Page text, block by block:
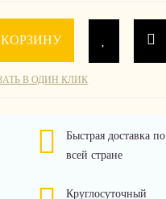
В ОДИН КЛИК
Быстрая доставка по
всей стране
Круглосуточный